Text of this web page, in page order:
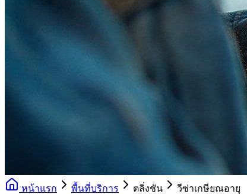
หน้าแรก พื้นที่บริการ ตลิ่งชัน
วีซ่าเกษียณอายุ